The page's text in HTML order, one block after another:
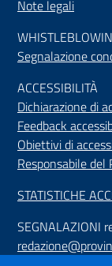
Note legali
Segnalazione
ACCESSIBILITÀ
Dichiarazione di
Feedback
Obiettivi di
Responsabile del
STATISTICHE
SEGNALAZIONI